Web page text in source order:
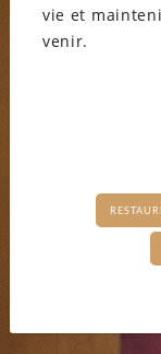
vie et
venir.